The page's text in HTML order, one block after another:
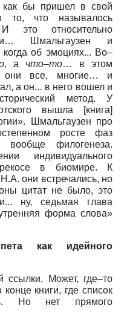
как бы пришел в свой
что называлось
это относительно
Шмальгаузен и
об эмоциях... Во–
, а что–то… в этом
они все, многие… и
а он... в него вошел и
метод. У
вышла [книга]
Шмальгаузен про
росте фаз
филогенеза.
индивидуального
в биомире. К
они встречались, но
цитат не было, это
ну, седьмая глава
форма слова»
как идейного
Может, где–то
книги, где список
Но нет прямого